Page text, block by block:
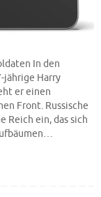
In den
jährige Harry
er einen
Front. Russische
Reich ein, das sich